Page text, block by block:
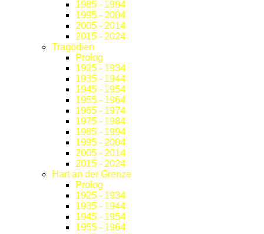
1985 - 1994
1995 - 2004
2005 - 2014
2015 - 2024
Tragödien
Prolog
1925 - 1934
1935 - 1944
1945 - 1954
1955 - 1964
1965 - 1974
1975 - 1984
1985 - 1994
1995 - 2004
2005 - 2014
2015 - 2024
Hart an der Grenze
Prolog
1925 - 1934
1935 - 1944
1945 - 1954
1955 - 1964